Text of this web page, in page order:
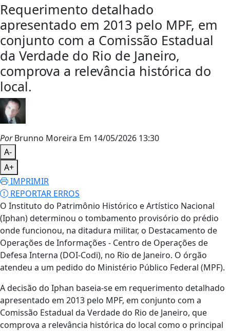
Requerimento detalhado
apresentado em 2013 pelo MPF, em
conjunto com a Comissão Estadual
da Verdade do Rio de Janeiro,
comprova a relevância histórica do
local.
PorBrunno Moreira Em 14/05/2026 13:30
A-
A+
IMPRIMIR
REPORTAR ERROS
O Instituto do Patrimônio Histórico e Artístico Nacional
(Iphan) determinou o tombamento provisório do prédio
onde funcionou, na ditadura militar, o Destacamento de
Operações de Informações - Centro de Operações de
Defesa Interna (DOI-Codi), no Rio de Janeiro. O órgão
atendeu a um pedido do Ministério Público Federal (MPF).
A decisão do Iphan baseia-se em requerimento detalhado
apresentado em 2013 pelo MPF, em conjunto com a
Comissão Estadual da Verdade do Rio de Janeiro, que
comprova a relevância histórica do local como o principal